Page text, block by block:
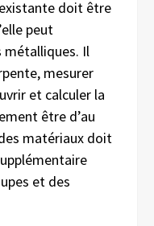
doit être
peut
métalliques. Il
mesurer
et calculer la
être d’au
matériaux doit
et des